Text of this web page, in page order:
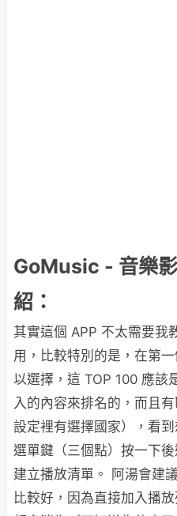
GoMusic - 音樂
紹：
其實這個 APP 不太需要我
用，比較特別的是，在第
以選擇，這 TOP 100 應該
入的內容來排名的，而且
設定裡有選擇國家），看
選單鍵（三個點）按一下
建立播放清單。 阿湯會建
比較好，因為直接加入播